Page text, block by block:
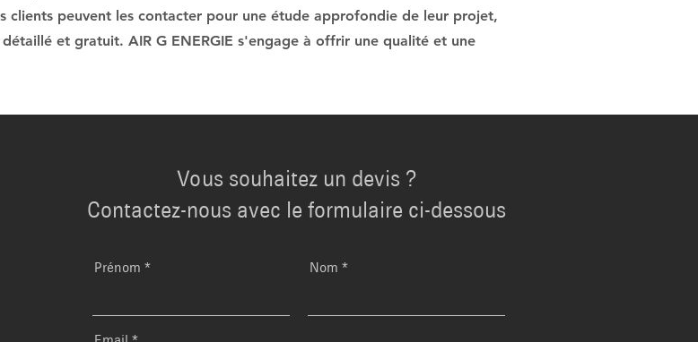
clients peuvent les contacter pour une étude approfondie de leur projet,
et gratuit. AIR G ENERGIE s'engage à offrir une qualité et une
Vous souhaitez un devis ?
Contactez-nous avec le formulaire ci-dessous
Prénom Nom